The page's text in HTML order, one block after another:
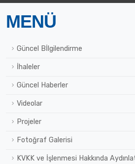
MENÜ
Güncel Bİlgilendirme
İhaleler
Güncel Haberler
Videolar
Projeler
Fotoğraf Galerisi
KVKK ve İşlenmesi Hakkında